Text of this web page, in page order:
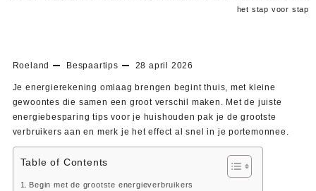
het stap voor stap
Roeland Bespaartips 28 april 2026
Je energierekening omlaag brengen begint thuis, met kleine
gewoontes die samen een groot verschil maken. Met de juiste
energiebesparing tips voor je huishouden pak je de grootste
verbruikers aan en merk je het effect al snel in je portemonnee.
Table of Contents
Begin met de grootste energieverbruikers